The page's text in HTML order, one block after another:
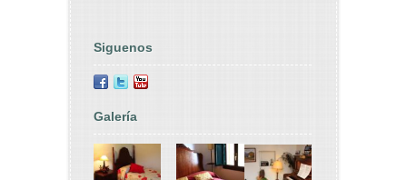
Siguenos
Galería